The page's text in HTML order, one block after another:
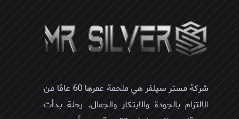
شركة مستر سيلفر هي ملحمة عمرها 60 عامًا من
الالتزام بالجودة والابتكار والجمال. رحلة بدأت